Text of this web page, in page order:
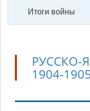
Итоги войны
РУССКО-
1904-